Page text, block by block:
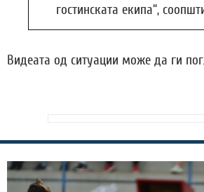
гостинската екипа“,
Видеата од ситуации може да ги